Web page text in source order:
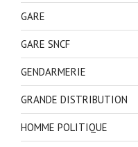
GARE
GARE SNCF
GENDARMERIE
GRANDE DISTRIBUTION
HOMME POLITIQUE